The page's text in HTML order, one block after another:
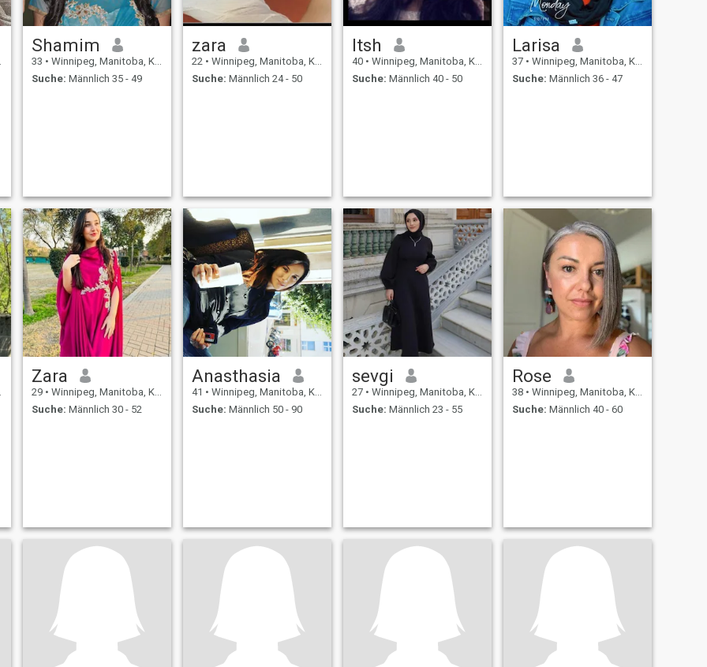
Shamim
33 • Winnipeg, Manitoba, Kanada
Suche: Männlich 35 - 49
zara
22 • Winnipeg, Manitoba, Kanada
Suche: Männlich 24 - 50
Itsh
40 • Winnipeg, Manitoba, Kanada
Suche: Männlich 40 - 50
Larisa
37 • Winnipeg, Manitoba, Kanada
Suche: Männlich 36 - 47
Zara
29 • Winnipeg, Manitoba, Kanada
Suche: Männlich 30 - 52
Anasthasia
41 • Winnipeg, Manitoba, Kanada
Suche: Männlich 50 - 90
sevgi
27 • Winnipeg, Manitoba, Kanada
Suche: Männlich 23 - 55
Rose
38 • Winnipeg, Manitoba, Kanada
Suche: Männlich 40 - 60